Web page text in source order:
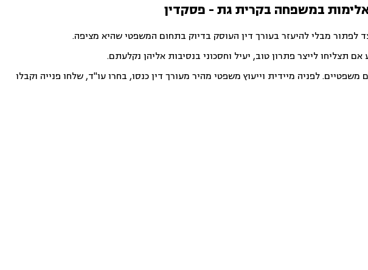
אלימות במשפחה בקרית גת - פסקדין
לפתור מבלי להיעזר בעורך דין העוסק בדיוק בתחום המשפטי שהיא מציפה.
תצליחו לייצר פתרון טוב, יעיל וחסכוני בנסיבות אליהן נקלעתם.
לפניה מיידית וייעוץ משפטי מהיר מעורך דין כנסו, בחרו עו"ד, שלחו פנייה וקבלו